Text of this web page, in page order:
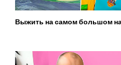
Выжить на самом большом